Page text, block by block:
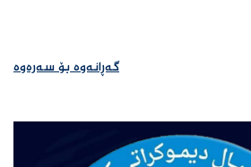
گەڕانەوە بۆ سەرەوە